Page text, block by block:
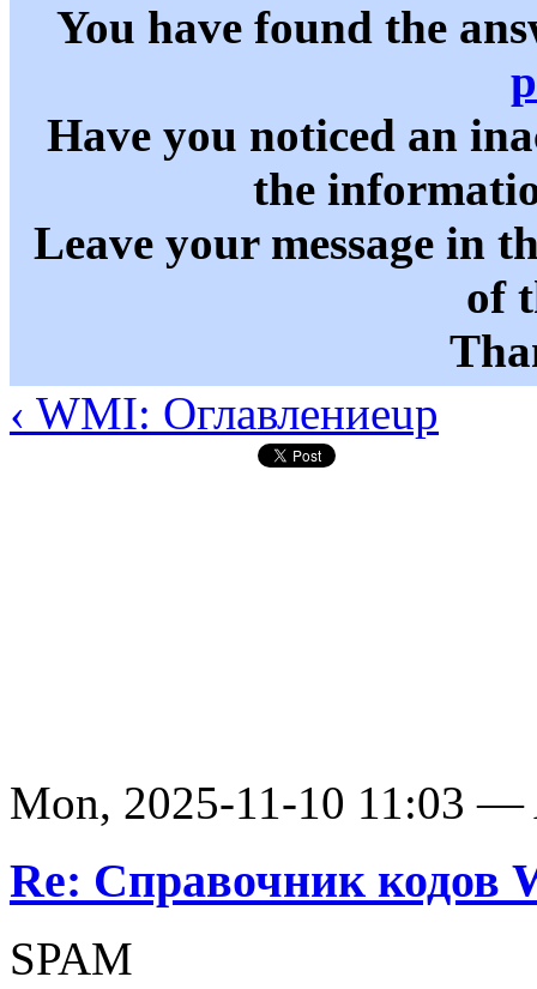
You have found the
Have you noticed an
the
Leave your message in
of
‹ WMI: Оглавлениеup
Mon, 2025-11-10 11:03 —
Re: Справочник кодов
SPAM